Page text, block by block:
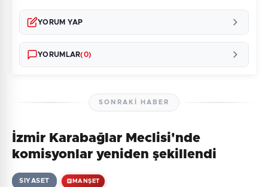
YORUM YAP
YORUMLAR(0)
Henüz yorum yapılmamış. İlk yorumu siz yapın!
SONRAKI HABER
İzmir Karabağlar Meclisi'nde
komisyonlar yeniden şekillendi
SIYASET MANŞET